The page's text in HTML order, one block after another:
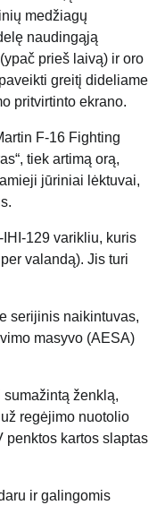
medžiagų
naudingąją
prieš laivą) ir oro
greitį dideliame
pritvirtinto ekrano.
F-16 Fighting
tiek artimą orą,
jūriniai lėktuvai,
129 varikliu, kuris
valandą). Jis turi
serijinis naikintuvas,
masyvo (AESA)
ženklą,
regėjimo nuotolio
penktos kartos slaptas
ir galingomis